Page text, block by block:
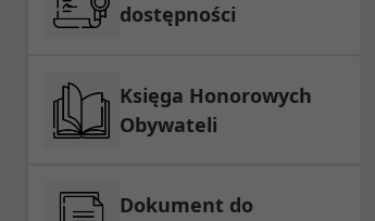
dostępności
Księga Honorowych
Obywateli
Dokument do